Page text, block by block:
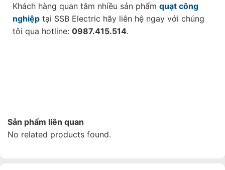
Khách hàng quan tâm nhiều sản phẩm quạt công
nghiệp tại SSB Electric hãy liên hệ ngay với chúng
tôi qua hotline: 0987.415.514.
Sản phẩm liên quan
No related products found.